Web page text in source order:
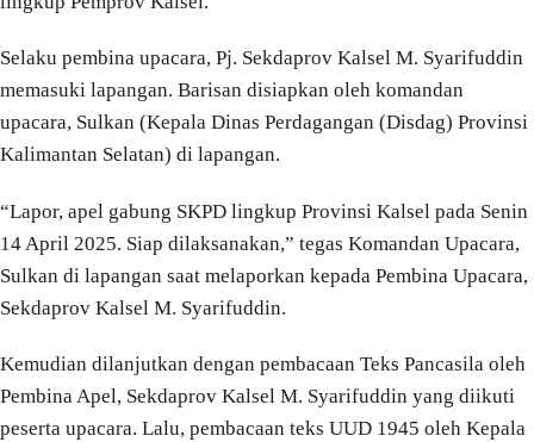
Selaku pembina upacara, Pj. Sekdaprov Kalsel M. Syarifuddin
memasuki lapangan. Barisan disiapkan oleh komandan
upacara, Sulkan (Kepala Dinas Perdagangan (Disdag) Provinsi
Kalimantan Selatan) di lapangan.
“Lapor, apel gabung SKPD lingkup Provinsi Kalsel pada Senin
14 April 2025. Siap dilaksanakan,” tegas Komandan Upacara,
Sulkan di lapangan saat melaporkan kepada Pembina Upacara,
Sekdaprov Kalsel M. Syarifuddin.
Kemudian dilanjutkan dengan pembacaan Teks Pancasila oleh
Pembina Apel, Sekdaprov Kalsel M. Syarifuddin yang diikuti
peserta upacara. Lalu, pembacaan teks UUD 1945 oleh Kepala